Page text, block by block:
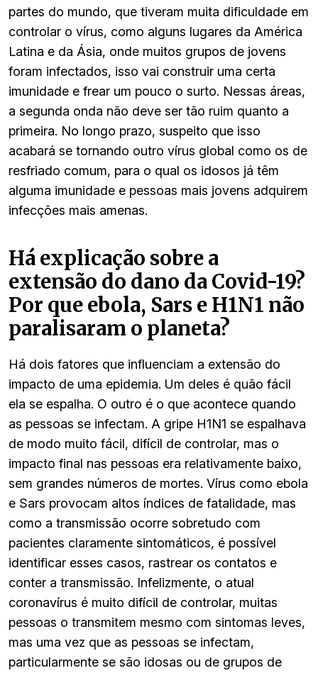
partes do mundo, que tiveram muita dificuldade em
controlar o vírus, como alguns lugares da América
Latina e da Ásia, onde muitos grupos de jovens
foram infectados, isso vai construir uma certa
imunidade e frear um pouco o surto. Nessas áreas,
a segunda onda não deve ser tão ruim quanto a
primeira. No longo prazo, suspeito que isso
acabará se tornando outro vírus global como os de
resfriado comum, para o qual os idosos já têm
alguma imunidade e pessoas mais jovens adquirem
infecções mais amenas.
Há explicação sobre a
extensão do dano da Covid-19?
Por que ebola, Sars e H1N1 não
paralisaram o planeta?
Há dois fatores que influenciam a extensão do
impacto de uma epidemia. Um deles é quão fácil
ela se espalha. O outro é o que acontece quando
as pessoas se infectam. A gripe H1N1 se espalhava
de modo muito fácil, difícil de controlar, mas o
impacto final nas pessoas era relativamente baixo,
sem grandes números de mortes. Vírus como ebola
e Sars provocam altos índices de fatalidade, mas
como a transmissão ocorre sobretudo com
pacientes claramente sintomáticos, é possível
identificar esses casos, rastrear os contatos e
conter a transmissão. Infelizmente, o atual
coronavírus é muito difícil de controlar, muitas
pessoas o transmitem mesmo com sintomas leves,
mas uma vez que as pessoas se infectam,
particularmente se são idosas ou de grupos de